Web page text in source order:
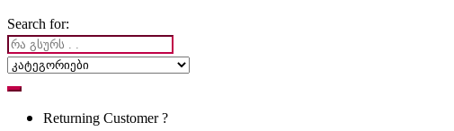
Search for:
Returning Customer ?